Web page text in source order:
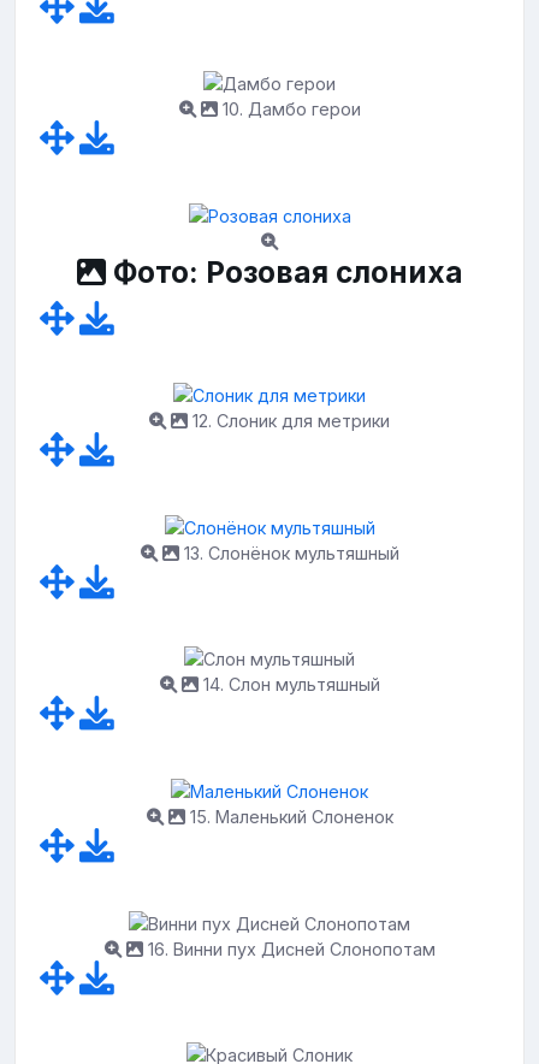
10. Дамбо герои
Фото: Розовая слониха
12. Слоник для метрики
13. Слонёнок мультяшный
14. Слон мультяшный
15. Маленький Слоненок
16. Винни пух Дисней Слонопотам